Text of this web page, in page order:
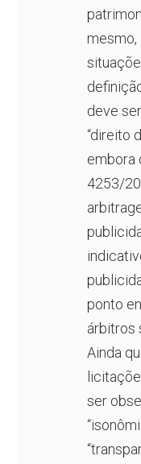
mesmo,
deve
“direito
embora
4253/
ponto
árbitros
Ainda
ser